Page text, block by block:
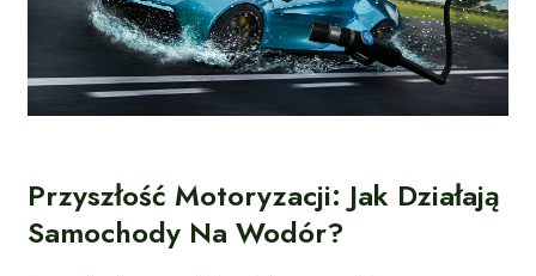
Przyszłość Motoryzacji: Jak Działają
Samochody Na Wodór?